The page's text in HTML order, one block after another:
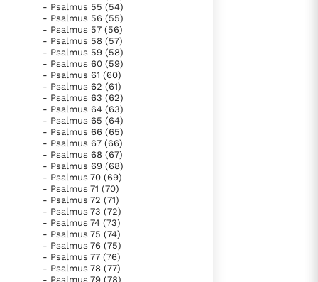
- Psalmus 55 (54)
- Psalmus 56 (55)
- Psalmus 57 (56)
- Psalmus 58 (57)
- Psalmus 59 (58)
- Psalmus 60 (59)
- Psalmus 61 (60)
- Psalmus 62 (61)
- Psalmus 63 (62)
- Psalmus 64 (63)
- Psalmus 65 (64)
- Psalmus 66 (65)
- Psalmus 67 (66)
- Psalmus 68 (67)
- Psalmus 69 (68)
- Psalmus 70 (69)
- Psalmus 71 (70)
- Psalmus 72 (71)
- Psalmus 73 (72)
- Psalmus 74 (73)
- Psalmus 75 (74)
- Psalmus 76 (75)
- Psalmus 77 (76)
- Psalmus 78 (77)
- Psalmus 79 (78)